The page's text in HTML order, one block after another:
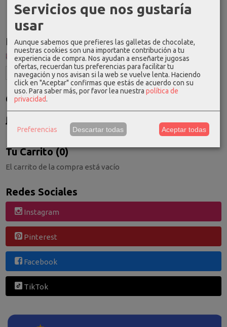
Idioma
Costes de Envío
GRATIS *
Consultar Destinos
Tu Carrito (0)
El carrito de la compra está vacío
Redes Sociales
Instagram
Pinterest
Facebook
TikTok
Servicios que nos gustaría
usar
Aunque sabemos que prefieres las galletas de chocolate,
nuestras cookies son una importante contribución a tu
experiencia de compra. Nos ayudan a enseñarte jugosas
ofertas, recuerdan tus preferencias para facilitar tu
navegación y nos avisan si la web se vuelve lenta. Haciendo
click en "Aceptar" confirmas que estás de acuerdo con su
uso. Para saber más, por favor lea nuestra política de
privacidad.
Preferencias Descartar todas Aceptar todas